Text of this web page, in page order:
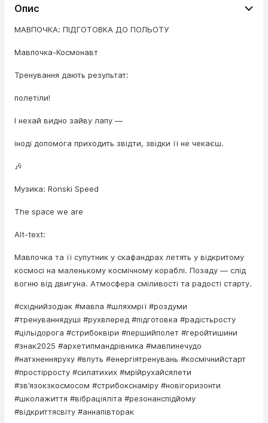
Опис
МАВПОЧКА: ПІДГОТОВКА ДО ПОЛЬОТУ
Мавпочка-Космонавт
Тренування дають результат:
полетіли!
І нехай видно зайву лапу —
іноді допомога приходить звідти, звідки її не чекаєш.
🎶
Музика: Ronski Speed
The space we are
Alt-text:
Мавпочка та її супутник у скафандрах летять у відкритому
космосі на маленькому космічному кораблі. Позаду — слід
вогню від двигуна. Атмосфера сміливості та радості старту.
#східнийзодіак #мавпа #шляхмрії #роздуми
#тренуваннядуші #рухвперед #підготовка #радістьросту
#цільідорога #стрибоквіри #першийполет #геройтишини
#знак2025 #архетипмандрівника #мавпинечудо
#натхненняруху #впуть #енергіятренувань #космічнийстарт
#простірросту #силатихих #мрійрухайсялети
#зв’язокзкосмосом #стрибокснаміру #новігоризонти
#школажиття #вібраціяліта #резонанспідйому
#відкриттясвіту #аннапівторак